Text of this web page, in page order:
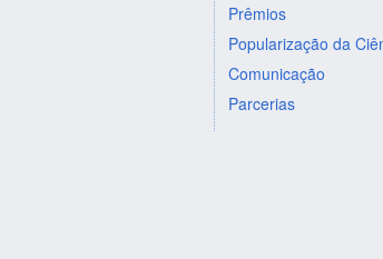
Prêmios
Popularização da
Comunicação
Parcerias